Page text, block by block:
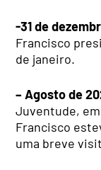
-31 de
Francisco
de janeiro.
– Agosto de
Juventude,
Francisco
uma breve